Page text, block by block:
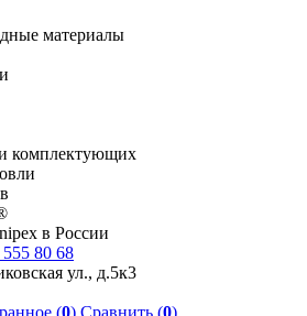
материалы
комплектующих
в России
80 68
ул., д.5к3
(0) Сравнить (0)